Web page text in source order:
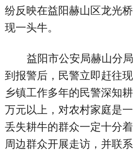
纷反映在益阳赫山区龙光
现一头牛。
益阳市公安局赫山分
到报警后，民警立即赶往
乡镇工作多年的民警深知
万元以上，对农村家庭是一
丢失耕牛的群众一定十分
周边群众开展走访，并联